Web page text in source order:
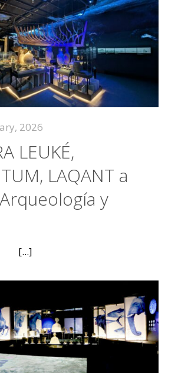
2026
LEUKÉ,
LAQANT a
y
[...]